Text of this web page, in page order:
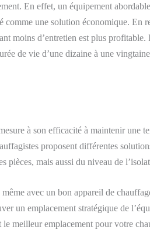
En effet, un équipement
comme une solution économique. En
moins d’entretien est plus
de vie d’une dizaine à une
à son efficacité à maintenir une
proposent différentes
pièces, mais aussi du niveau de
avec un bon appareil de
un emplacement stratégique de
meilleur emplacement pour votre